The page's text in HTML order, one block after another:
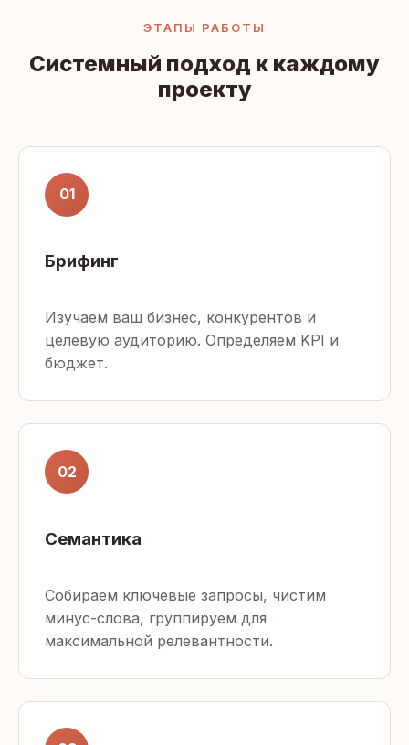
ЭТАПЫ РАБОТЫ
Системный подход к каждому
проекту
01
Брифинг
Изучаем ваш бизнес, конкурентов и
целевую аудиторию. Определяем KPI и
бюджет.
02
Семантика
Собираем ключевые запросы, чистим
минус-слова, группируем для
максимальной релевантности.